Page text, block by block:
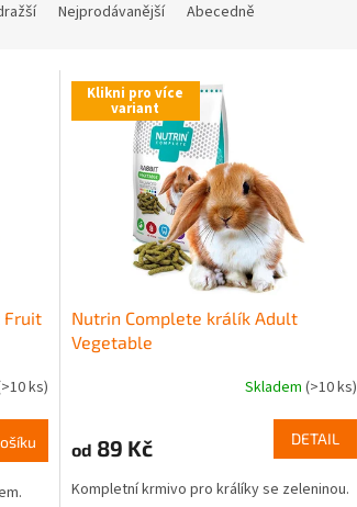
Nejprodávanější Abecedně
Fruit
ks)
Klikni pro více
variant
Nutrin Complete králík Adult
Vegetable
Skladem (>10 ks)
od 89 Kč DETAIL
Kompletní krmivo pro králíky se zeleninou.